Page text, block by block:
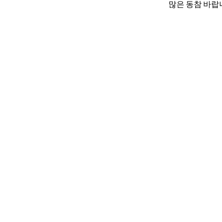
많은 동참 바랍